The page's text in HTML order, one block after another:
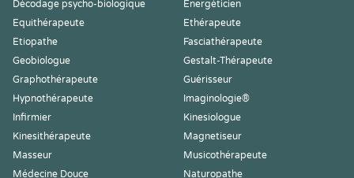
Décodage psycho-biologique
Energéticien
Equithérapeute
Ethérapeute
Etiopathe
Fasciathérapeute
Geobiologue
Gestalt-Thérapeute
Graphothérapeute
Guérisseur
Hypnothérapeute
Imaginologie®
Infirmier
Kinesiologue
Kinesithérapeute
Magnetiseur
Masseur
Musicothérapeute
Médecine Douce
Naturopathe